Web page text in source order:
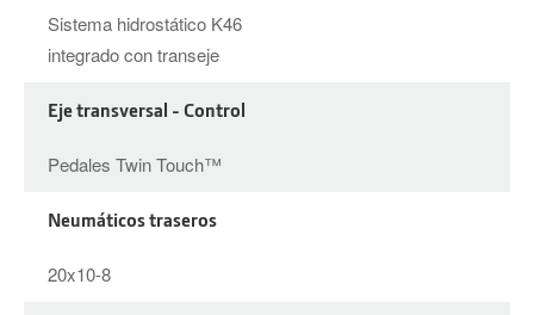
Sistema hidrostático K46
integrado con transeje
Eje transversal - Control
Pedales Twin Touch™
Neumáticos traseros
20x10-8